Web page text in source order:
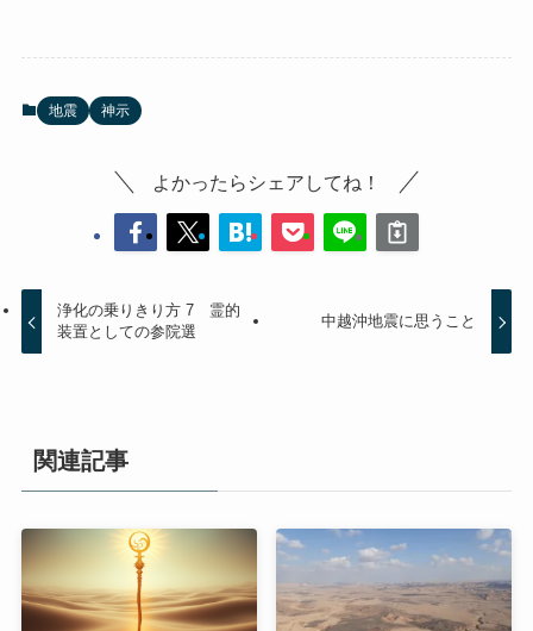
地震 神示
よかったらシェアしてね！
浄化の乗りきり方 7 霊的
装置としての参院選
中越沖地震に思うこと
関連記事